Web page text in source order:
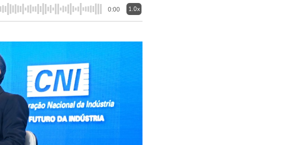
0:00 1.0x